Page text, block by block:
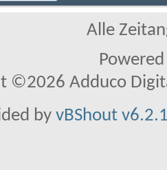
Alle
©2026 Adduco
by vBShout